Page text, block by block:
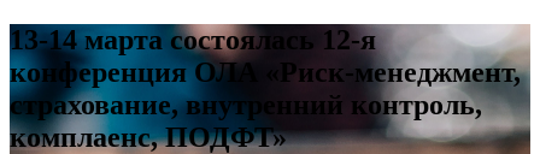
13-14 марта состоялась 12-я
конференция ОЛА «Риск-менеджмент,
страхование, внутренний контроль,
комплаенс, ПОДФТ»